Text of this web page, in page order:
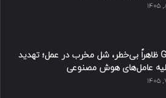
GitHub ظاهراً بی‌خطر، شل مخرب در عمل؛ تهدید
عامل‌های هوش مصنوعی